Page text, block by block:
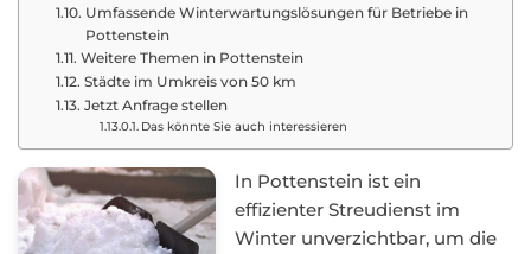
Umfassende Winterwartungslösungen für Betriebe in
Pottenstein
Weitere Themen in Pottenstein
Städte im Umkreis von 50 km
Jetzt Anfrage stellen
Das könnte Sie auch interessieren
In Pottenstein ist ein
effizienter Streudienst im
Winter unverzichtbar, um die